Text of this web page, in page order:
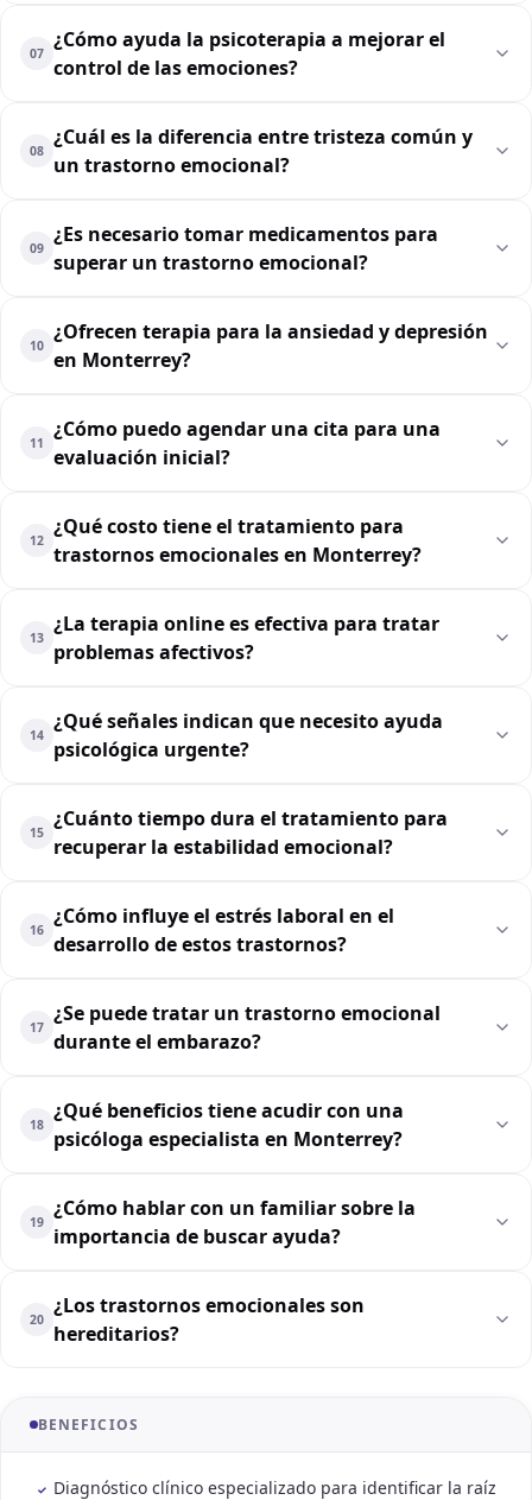
07
¿Cómo ayuda la psicoterapia a mejorar el
control de las emociones?
08
¿Cuál es la diferencia entre tristeza común y
un trastorno emocional?
09
¿Es necesario tomar medicamentos para
superar un trastorno emocional?
10
¿Ofrecen terapia para la ansiedad y depresión
en Monterrey?
11
¿Cómo puedo agendar una cita para una
evaluación inicial?
12
¿Qué costo tiene el tratamiento para
trastornos emocionales en Monterrey?
13
¿La terapia online es efectiva para tratar
problemas afectivos?
14
¿Qué señales indican que necesito ayuda
psicológica urgente?
15
¿Cuánto tiempo dura el tratamiento para
recuperar la estabilidad emocional?
16
¿Cómo influye el estrés laboral en el
desarrollo de estos trastornos?
17
¿Se puede tratar un trastorno emocional
durante el embarazo?
18
¿Qué beneficios tiene acudir con una
psicóloga especialista en Monterrey?
19
¿Cómo hablar con un familiar sobre la
importancia de buscar ayuda?
20
¿Los trastornos emocionales son
hereditarios?
BENEFICIOS
Diagnóstico clínico especializado para identificar la raíz